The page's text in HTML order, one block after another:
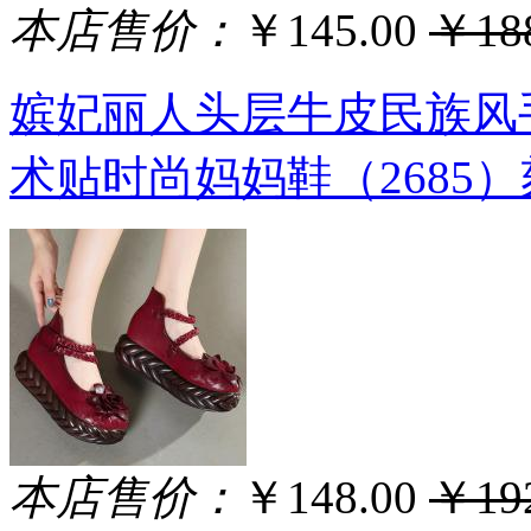
本店售价： ￥145.00 ￥
嫔妃丽人头层牛皮民族
术贴时尚妈妈鞋（2685
本店售价： ￥148.00 ￥